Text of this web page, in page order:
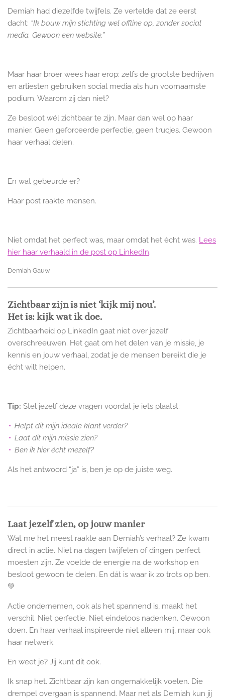
Demiah had diezelfde twijfels. Ze vertelde dat ze eerst
dacht: “Ik bouw mijn stichting wel offline op, zonder social
media. Gewoon een website.”
Maar haar broer wees haar erop: zelfs de grootste bedrijven
en artiesten gebruiken social media als hun voornaamste
podium. Waarom zij dan niet?
Ze besloot wél zichtbaar te zijn. Maar dan wel op haar
manier. Geen geforceerde perfectie, geen trucjes. Gewoon
haar verhaal delen.
En wat gebeurde er?
Haar post raakte mensen.
Niet omdat het perfect was, maar omdat het écht was. Lees
hier haar verhaald in de post op LinkedIn.
Demiah Gauw
Zichtbaar zijn is niet ‘kijk mij nou’.
Het is: kijk wat ik doe.
Zichtbaarheid op LinkedIn gaat niet over jezelf
overschreeuwen. Het gaat om het delen van je missie, je
kennis en jouw verhaal, zodat je de mensen bereikt die je
écht wilt helpen.
Tip: Stel jezelf deze vragen voordat je iets plaatst:
Helpt dit mijn ideale klant verder?
Laat dit mijn missie zien?
Ben ik hier écht mezelf?
Als het antwoord “ja” is, ben je op de juiste weg.
Laat jezelf zien, op jouw manier
Wat me het meest raakte aan Demiah’s verhaal? Ze kwam
direct in actie. Niet na dagen twijfelen of dingen perfect
moesten zijn. Ze voelde de energie na de workshop en
besloot gewoon te delen. En dát is waar ik zo trots op ben.
💚
Actie ondernemen, ook als het spannend is, maakt het
verschil. Niet perfectie. Niet eindeloos nadenken. Gewoon
doen. En haar verhaal inspireerde niet alleen mij, maar ook
haar netwerk.
En weet je? Jij kunt dit ook.
Ik snap het. Zichtbaar zijn kan ongemakkelijk voelen. Die
drempel overgaan is spannend. Maar net als Demiah kun jij